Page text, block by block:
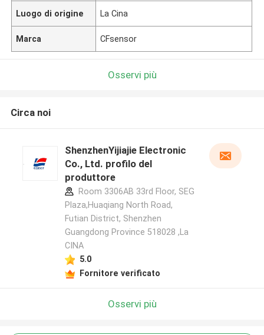
Luogo di origine La Cina
Marca CFsensor
Osservi più
Circa noi
ShenzhenYijiajie Electronic
Co., Ltd. profilo del
produttore
Room 3306AB 33rd Floor, SEG
Plaza,Huaqiang North Road,
Futian District, Shenzhen
Guangdong Province 518028 ,La
CINA
5.0
Fornitore verificato
Osservi più